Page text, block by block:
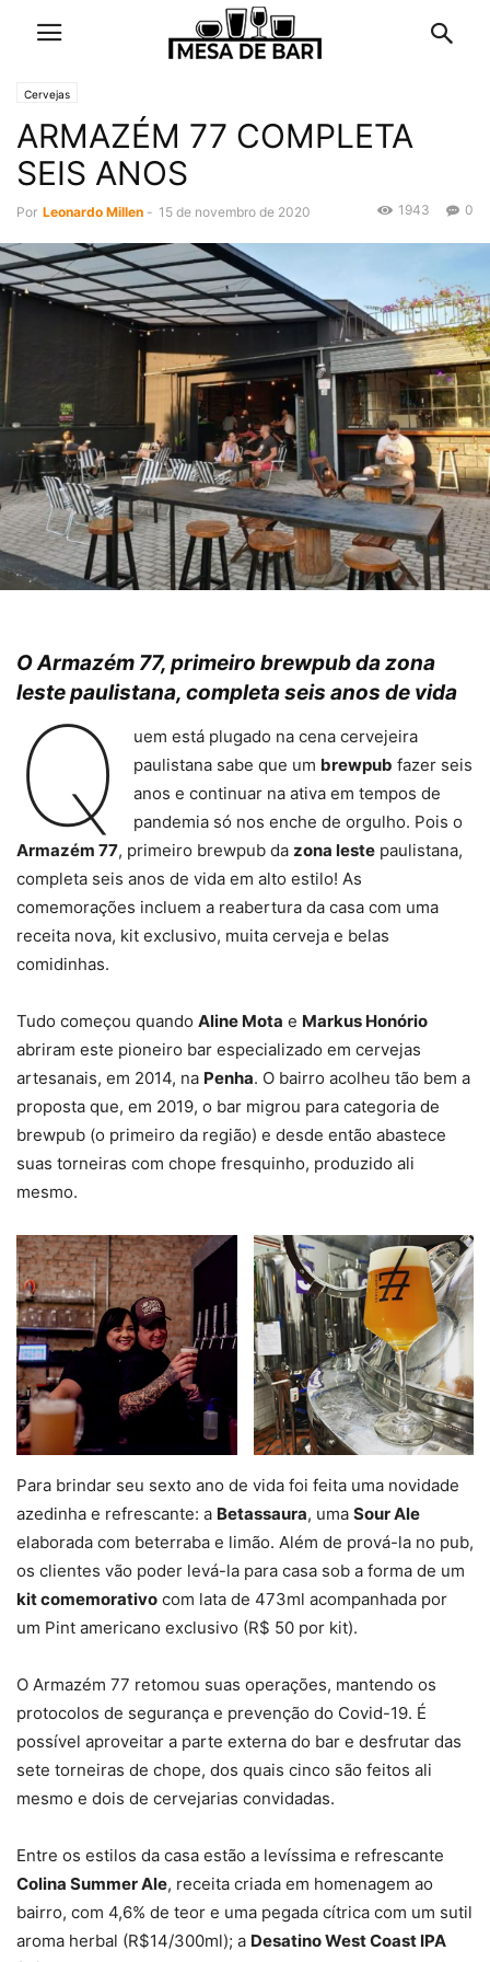
Cervejas
ARMAZÉM 77 COMPLETA
SEIS ANOS
Por Leonardo Millen - 15 de novembro de 2020 0
1943
O Armazém 77, primeiro brewpub da zona
leste paulistana, completa seis anos de vida
Q
uem está plugado na cena cervejeira
paulistana sabe que um brewpub fazer seis
anos e continuar na ativa em tempos de
pandemia só nos enche de orgulho. Pois o
Armazém 77, primeiro brewpub da zona leste paulistana,
completa seis anos de vida em alto estilo! As
comemorações incluem a reabertura da casa com uma
receita nova, kit exclusivo, muita cerveja e belas
comidinhas.
Tudo começou quando Aline Mota e Markus Honório
abriram este pioneiro bar especializado em cervejas
artesanais, em 2014, na Penha. O bairro acolheu tão bem a
proposta que, em 2019, o bar migrou para categoria de
brewpub (o primeiro da região) e desde então abastece
suas torneiras com chope fresquinho, produzido ali
mesmo.
Para brindar seu sexto ano de vida foi feita uma novidade
azedinha e refrescante: a Betassaura, uma Sour Ale
elaborada com beterraba e limão. Além de prová-la no pub,
os clientes vão poder levá-la para casa sob a forma de um
kit comemorativo com lata de 473ml acompanhada por
um Pint americano exclusivo (R$ 50 por kit).
O Armazém 77 retomou suas operações, mantendo os
protocolos de segurança e prevenção do Covid-19. É
possível aproveitar a parte externa do bar e desfrutar das
sete torneiras de chope, dos quais cinco são feitos ali
mesmo e dois de cervejarias convidadas.
Entre os estilos da casa estão a levíssima e refrescante
Colina Summer Ale, receita criada em homenagem ao
bairro, com 4,6% de teor e uma pegada cítrica com um sutil
aroma herbal (R$14/300ml); a Desatino West Coast IPA